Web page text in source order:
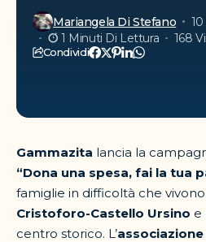
Mariangela Di Stefano
1 Minuti Di Lettura
168
Condividi
Gammazita lancia la
“Dona una spesa, fai la tua
famiglie in difficoltà che
Cristoforo-Castello Ursino e
centro storico. L’